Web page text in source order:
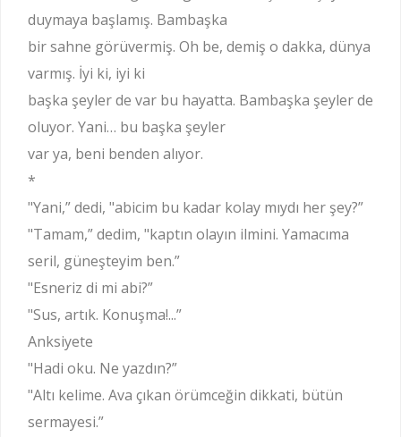
duymaya başlamış. Bambaşka
bir sahne görüvermiş. Oh be, demiş o dakka, dünya
varmış. İyi ki, iyi ki
başka şeyler de var bu hayatta. Bambaşka şeyler de
oluyor. Yani… bu başka şeyler
var ya, beni benden alıyor.
*
"Yani,” dedi, "abicim bu kadar kolay mıydı her şey?”
"Tamam,” dedim, "kaptın olayın ilmini. Yamacıma
seril, güneşteyim ben.”
"Esneriz di mi abi?”
"Sus, artık. Konuşma!...”
Anksiyete
"Hadi oku. Ne yazdın?”
"Altı kelime. Ava çıkan örümceğin dikkati, bütün
sermayesi.”